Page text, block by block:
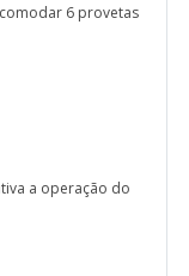
6 provetas
a operação do